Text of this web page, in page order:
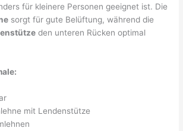
für kleinere Personen geeignet ist. Die
sorgt für gute Belüftung, während die
den unteren Rücken optimal
mit Lendenstütze